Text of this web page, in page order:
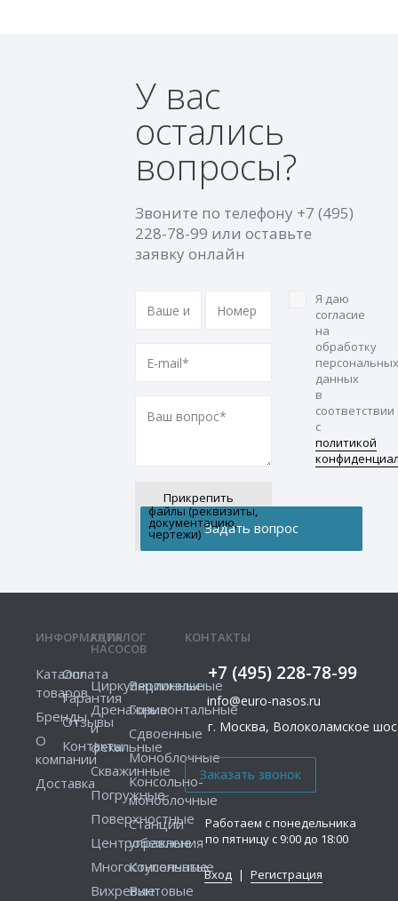
У вас
остались
вопросы?
Звоните по телефону +7 (495)
228-78-99 или оставьте
заявку онлайн
Прикрепить
файлы (реквизиты,
документацию,
чертежи)
Я даю
согласие
на
обработку
персональных
данных
в
соответствии
с
политикой
КОНТАКТЫ
+7 (495) 228-78-99
info@euro-nasos.ru
г. Москва, Волоколамское
Работаем с понедельника
по пятницу с 9:00 до 18:00
Вход | Регистрация
ИНФОРМАЦИЯ
Каталог
товаров
Бренды
О
компании
Доставка
Оплата
Гарантия
Отзывы
Контакты
КАТАЛОГ
НАСОСОВ
Циркуляционные
Дренажные
и
фекальные
Скважинные
Погружные
Поверхностные
Центробежные
Многоступенчатые
Вихревые
Вертикальные
Горизонтальные
Сдвоенные
Моноблочные
Консольно-
моноблочные
Станции
управления
Консольные
Винтовые